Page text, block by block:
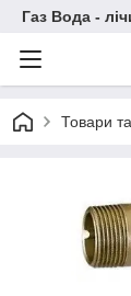
Газ Вода -
Товари